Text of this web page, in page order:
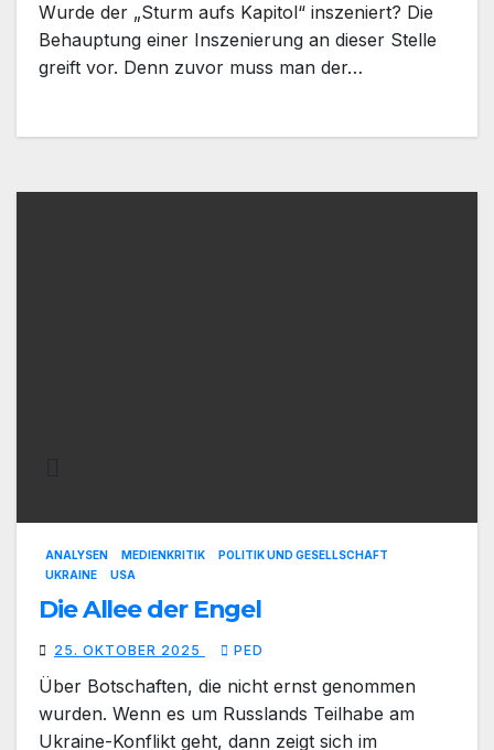
Wurde der „Sturm aufs Kapitol“ inszeniert? Die
Behauptung einer Inszenierung an dieser Stelle
greift vor. Denn zuvor muss man der…
ANALYSEN MEDIENKRITIK
POLITIK UND GESELLSCHAFT
UKRAINE
USA
Die Allee der Engel
25. OKTOBER 2025 PED
Über Botschaften, die nicht ernst genommen
wurden. Wenn es um Russlands Teilhabe am
Ukraine-Konflikt geht, dann zeigt sich im